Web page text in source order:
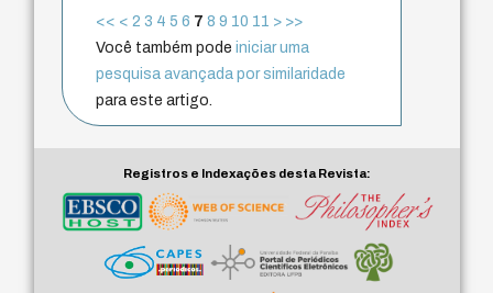
<< < 2 3 4 5 6 7 8 9 10 11 > >>
Você também podeiniciar uma
pesquisa avançada por similaridade
para este artigo.
Registros e Indexações desta Revista: